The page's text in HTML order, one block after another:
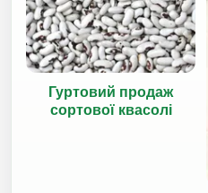
Гуртовий продаж
сортової квасолі